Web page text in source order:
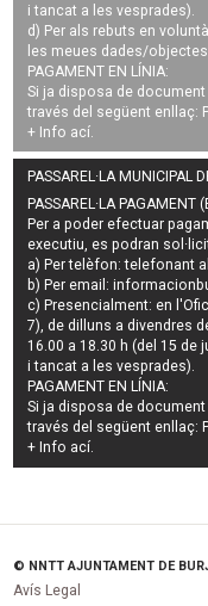
i tancat a les vesprades).
d) Per als rebuts en
les meues dades/
PAGAMENT EN LÍNIA:
Si ja disposa de
través del següent enllaç:
+ Info ací.
PASSAREL·LA MUNICIPAL
PASSAREL·LA PAGAMENT
Per a poder efectuar
executiu, es podran
a) Per telèfon: telefonant
b) Per email:
c) Presencialment: en
7), de dilluns a divendres
16.00 a 18.30 h (del 15 de
i tancat a les vesprades).
PAGAMENT EN LÍNIA:
Si ja disposa de
través del següent enllaç:
+ Info ací.
© NNTT AJUNTAMENT DE
Avís Legal